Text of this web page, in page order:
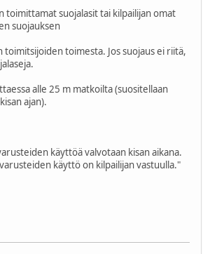
toimittamat suojalasit tai kilpailijan omat
suojauksen
toimesta. Jos suojaus ei riitä,
alle 25 m matkoilta (suositellaan
ajan).
käyttöä valvotaan kisan aikana.
käyttö on kilpailijan vastuulla."